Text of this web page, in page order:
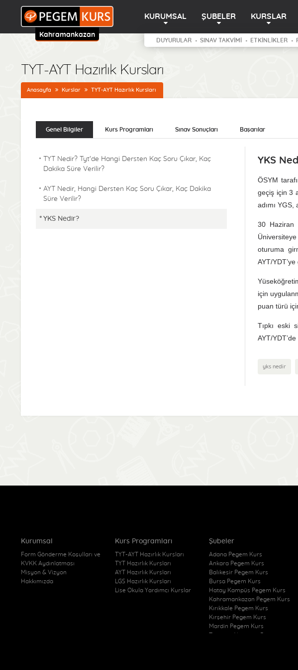
Kahramankazan
KURUMSAL ŞUBELER KURSLAR
DUYURULAR SINAV TAKVİMİ ETKİNLİKLER
TYT-AYT Hazırlık Kursları
Anasayfa Kurslar TYT-AYT Hazırlık Kursları
Genel Bilgiler Kurs Programları Sınav Sonuçları Başarılar
TYT Nedir? Tyt'de Hangi Dersten Kaç Soru Çıkar, Kaç
Dakika Süre Verilir?
AYT Nedir, Hangi Dersten Kaç Soru Çıkar, Kaç Dakika
Süre Verilir?
YKS Nedir?
YKS
ÖSYM
geçiş için 3
adımı
30 Haziran
oturuma
AYT/
için
puan türü
Tıpkı eski
AYT/
yks nedir
Kurumsal
Form Gönderme Koşulları ve
KVKK Aydınlatması
Misyon & Vizyon
Hakkımızda
Kurs Programları
TYT-AYT Hazırlık Kursları
TYT Hazırlık Kursları
AYT Hazırlık Kursları
LGS Hazırlık Kursları
Lise Okula Yardımcı Kurslar
Şubeler
Adana Pegem Kurs
Ankara Pegem Kurs
Balıkesir Pegem Kurs
Bursa Pegem Kurs
Hatay Kampüs Pegem Kurs
Kahramankazan Pegem Kurs
Kırıkkale Pegem Kurs
Kırşehir Pegem Kurs
Mardin Pegem Kurs
Trabzon Akçaabat Pegem